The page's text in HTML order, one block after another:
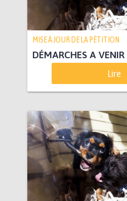
MISE À JOUR DE LA PÉTITION
DÉMARCHES A VENIR
Lire